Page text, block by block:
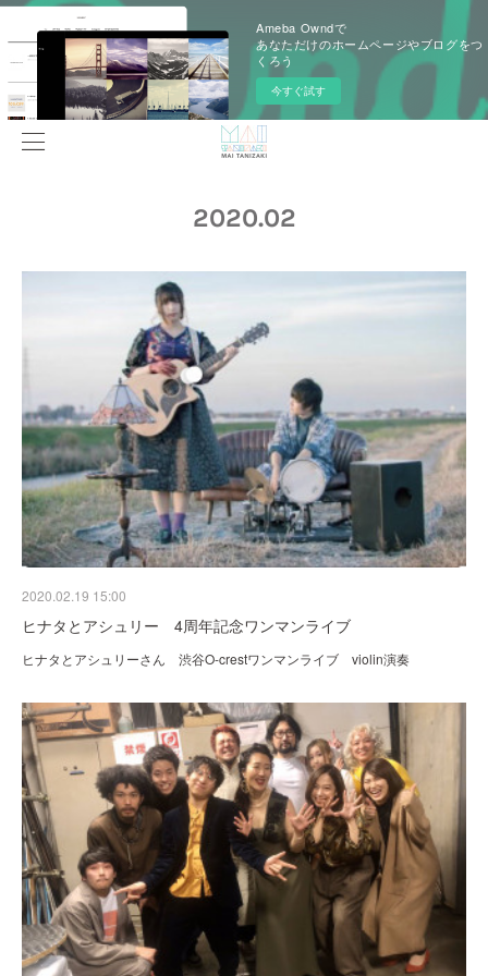
Ameba Owndで
あなただけのホームページやブログをつ
くろう
今すぐ試す
2020.02
2020.02.19 15:00
ヒナタとアシュリー 4周年記念ワンマンライブ
ヒナタとアシュリーさん 渋谷O-crestワンマンライブ violin演奏